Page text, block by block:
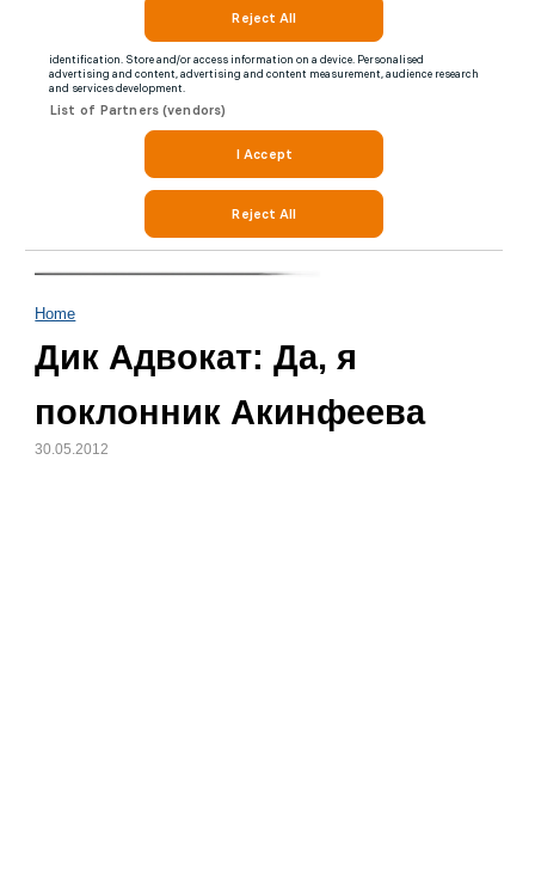
Home
Дик Адвокат: Да, я
поклонник Акинфеева
30.05.2012